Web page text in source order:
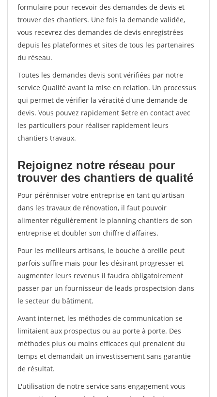
formulaire pour recevoir des demandes de devis et
trouver des chantiers. Une fois la demande validée,
vous recevrez des demandes de devis enregistrées
depuis les plateformes et sites de tous les partenaires
du réseau.
Toutes les demandes devis sont vérifiées par notre
service Qualité avant la mise en relation. Un processus
qui permet de vérifier la véracité d'une demande de
devis. Vous pouvez rapidement $etre en contact avec
les particuliers pour réaliser rapidement leurs
chantiers travaux.
Rejoignez notre réseau pour
trouver des chantiers de qualité
Pour pérénniser votre entreprise en tant qu'artisan
dans les travaux de rénovation, il faut pouvoir
alimenter régulièrement le planning chantiers de son
entreprise et doubler son chiffre d'affaires.
Pour les meilleurs artisans, le bouche à oreille peut
parfois suffire mais pour les désirant progresser et
augmenter leurs revenus il faudra obligatoirement
passer par un fournisseur de leads prospectsion dans
le secteur du bâtiment.
Avant internet, les méthodes de communication se
limitaient aux prospectus ou au porte à porte. Des
méthodes plus ou moins efficaces qui prenaient du
temps et demandait un investissement sans garantie
de résultat.
L'utilisation de notre service sans engagement vous